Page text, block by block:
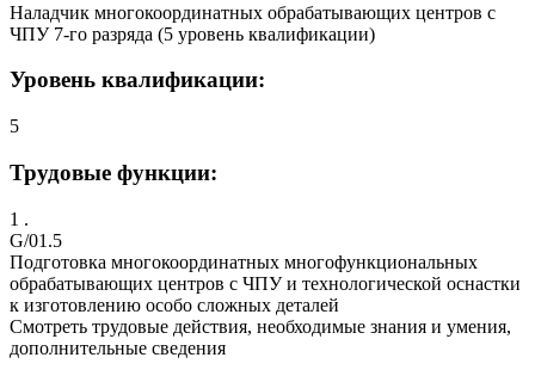
Наладчик многокоординатных обрабатывающих центров с
ЧПУ 7-го разряда (5 уровень квалификации)
Уровень квалификации:
5
Трудовые функции:
1 .
G/01.5
Подготовка многокоординатных многофункциональных
обрабатывающих центров с ЧПУ и технологической оснастки
к изготовлению особо сложных деталей
Смотреть трудовые действия, необходимые знания и умения,
дополнительные сведения